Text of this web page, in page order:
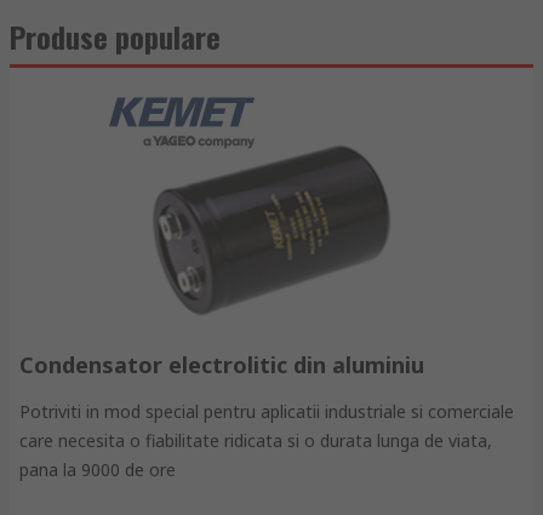
Produse populare
Condensator electrolitic din aluminiu
Potriviti in mod special pentru aplicatii industriale si comerciale
care necesita o fiabilitate ridicata si o durata lunga de viata,
pana la 9000 de ore